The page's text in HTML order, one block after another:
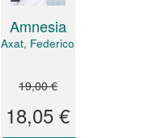
Amnesia
Axat, Federico
19,00 €
18,05 €